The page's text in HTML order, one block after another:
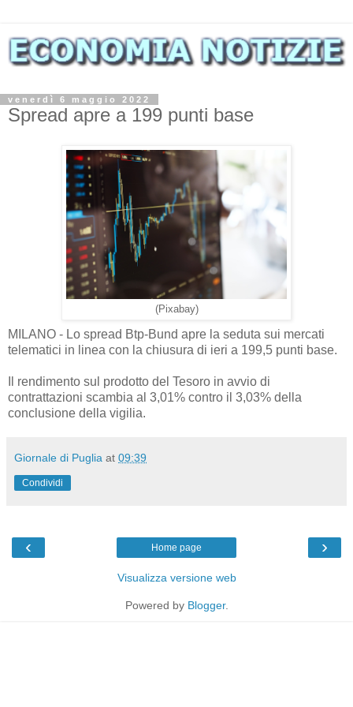
venerdì 6 maggio 2022
Spread apre a 199 punti base
(Pixabay)
MILANO - Lo spread Btp-Bund apre la seduta sui mercati
telematici in linea con la chiusura di ieri a 199,5 punti base.
Il rendimento sul prodotto del Tesoro in avvio di
contrattazioni scambia al 3,01% contro il 3,03% della
conclusione della vigilia.
Giornale di Puglia at 09:39
Condividi
‹ ›
Home page
Visualizza versione web
Powered by Blogger.